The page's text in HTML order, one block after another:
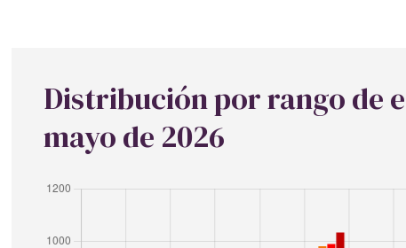
Distribución por rango de
mayo de 2026